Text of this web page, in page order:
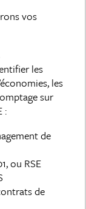
vos
les
les
sur
:
de
ou RSE
de